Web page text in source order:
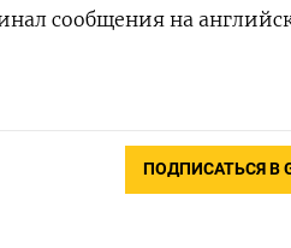
сообщения на
ПОДПИСАТЬСЯ В